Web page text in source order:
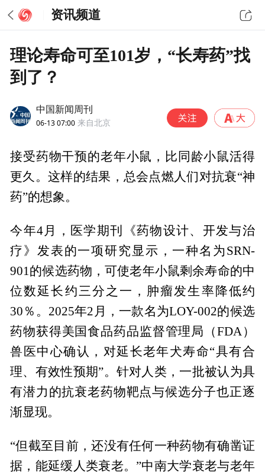
资讯频道
理论寿命可至101岁，“长寿药”找
到了？
中国新闻周刊
06-13 07:00 来自北京
接受药物干预的老年小鼠，比同龄小鼠活得
更久。这样的结果，总会点燃人们对抗衰“神
药”的想象。
今年4月，医学期刊《药物设计、开发与治
疗》发表的一项研究显示，一种名为SRN-
901的候选药物，可使老年小鼠剩余寿命的中
位数延长约三分之一，肿瘤发生率降低约
30％。2025年2月，一款名为LOY-002的候选
药物获得美国食品药品监督管理局（FDA）
兽医中心确认，对延长老年犬寿命“具有合
理、有效性预期”。针对人类，一批被认为具
有潜力的抗衰老药物靶点与候选分子也正逐
渐显现。
“但截至目前，还没有任何一种药物有确凿证
据，能延缓人类衰老。”中南大学衰老与老年